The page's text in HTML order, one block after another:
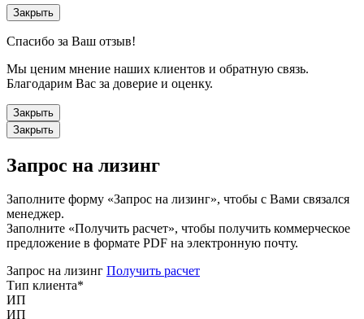
Закрыть
Спасибо за Ваш отзыв!
Мы ценим мнение наших клиентов и обратную связь.
Благодарим Вас за доверие и оценку.
Закрыть
Закрыть
Запрос на лизинг
Заполните форму «Запрос на лизинг», чтобы с Вами связался
менеджер.
Заполните «Получить расчет», чтобы получить коммерческое
предложение в формате PDF на электронную почту.
Запрос на лизинг Получить расчет
Тип клиента*
ИП
ИП